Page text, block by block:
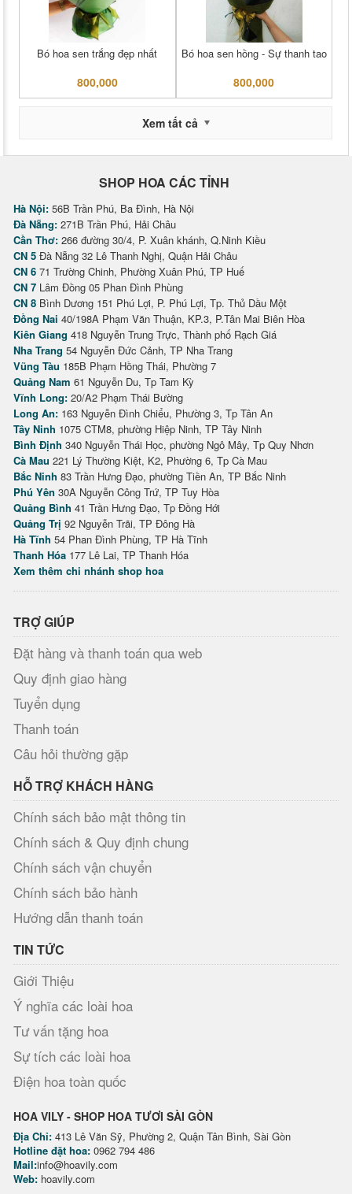
Bó hoa sen trắng đẹp nhất
800,000
Bó hoa sen hồng - Sự thanh tao
800,000
Xem tất cả
SHOP HOA CÁC TỈNH
Hà Nội: 56B Trần Phú, Ba Đình, Hà Nội
Đà Nẵng: 271B Trần Phú, Hải Châu
Cần Thơ: 266 đường 30/4, P. Xuân khánh, Q.Ninh Kiều
CN 5 Đà Nẵng 32 Lê Thanh Nghị, Quận Hải Châu
CN 6 71 Trường Chinh, Phường Xuân Phú, TP Huế
CN 7 Lâm Đồng 05 Phan Đình Phùng
CN 8 Bình Dương 151 Phú Lợi, P. Phú Lợi, Tp. Thủ Dầu Một
Đồng Nai 40/198A Phạm Văn Thuận, KP.3, P.Tân Mai Biên Hòa
Kiên Giang 418 Nguyễn Trung Trực, Thành phố Rạch Giá
Nha Trang 54 Nguyễn Đức Cảnh, TP Nha Trang
Vũng Tàu 185B Phạm Hồng Thái, Phường 7
Quảng Nam 61 Nguyễn Du, Tp Tam Kỳ
Vĩnh Long: 20/A2 Phạm Thái Bường
Long An: 163 Nguyễn Đình Chiểu, Phường 3, Tp Tân An
Tây Ninh 1075 CTM8, phường Hiệp Ninh, TP Tây Ninh
Bình Định 340 Nguyễn Thái Học, phường Ngô Mây, Tp Quy Nhơn
Cà Mau 221 Lý Thường Kiệt, K2, Phường 6, Tp Cà Mau
Bắc Ninh 83 Trần Hưng Đạo, phường Tiền An, TP Bắc Ninh
Phú Yên 30A Nguyễn Công Trứ, TP Tuy Hòa
Quảng Bình 41 Trần Hưng Đạo, Tp Đồng Hới
Quảng Trị 92 Nguyễn Trãi, TP Đông Hà
Hà Tĩnh 54 Phan Đình Phùng, TP Hà Tĩnh
Thanh Hóa 177 Lê Lai, TP Thanh Hóa
Xem thêm chi nhánh shop hoa
TRỢ GIÚP
Đặt hàng và thanh toán qua web
Quy định giao hàng
Tuyển dụng
Thanh toán
Câu hỏi thường gặp
HỖ TRỢ KHÁCH HÀNG
Chính sách bảo mật thông tin
Chính sách & Quy định chung
Chính sách vận chuyển
Chính sách bảo hành
Hướng dẫn thanh toán
TIN TỨC
Giới Thiệu
Ý nghĩa các loài hoa
Tư vấn tặng hoa
Sự tích các loài hoa
Điện hoa toàn quốc
HOA VILY - SHOP HOA TƯƠI SÀI GÒN
Địa Chỉ: 413 Lê Văn Sỹ, Phường 2, Quận Tân Bình, Sài Gòn
Hotline đặt hoa: 0962 794 486
Mail:info@hoavily.com
Web: hoavily.com